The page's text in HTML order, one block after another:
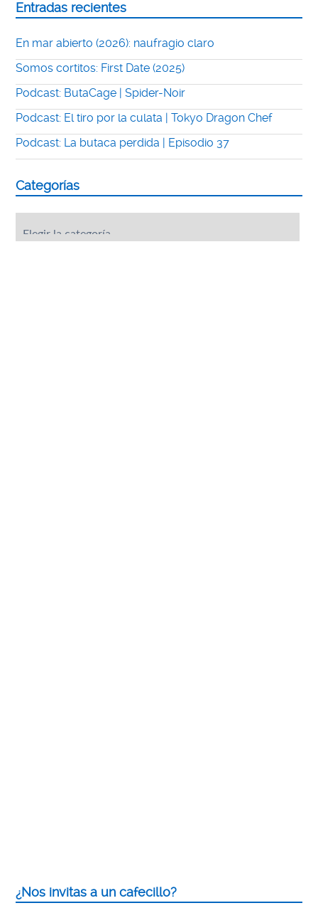
Entradas recientes
En mar abierto (2026): naufragio claro
Somos cortitos: First Date (2025)
Podcast: ButaCage | Spider-Noir
Podcast: El tiro por la culata | Tokyo Dragon Chef
Podcast: La butaca perdida | Episodio 37
Categorías
¿Nos invitas a un cafecillo?